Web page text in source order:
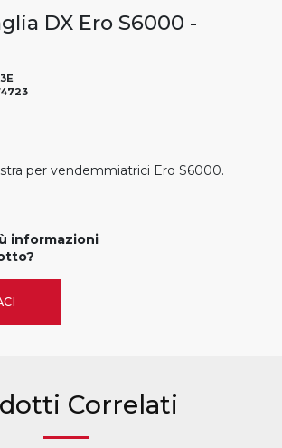
DX Ero S6000 -
per vendemmiatrici Ero S6000.
informazioni
Correlati